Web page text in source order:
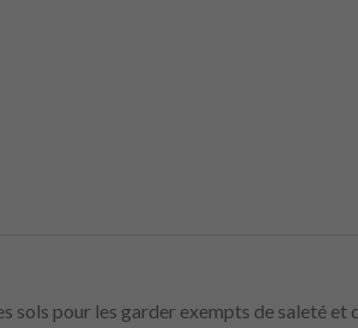
sols pour les garder exempts de saleté